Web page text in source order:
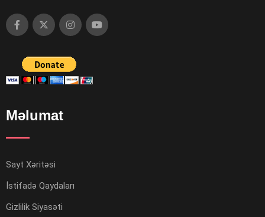
Məlumat
Sayt Xəritəsi
İstifadə Qaydaları
Gizlilik Siyasəti